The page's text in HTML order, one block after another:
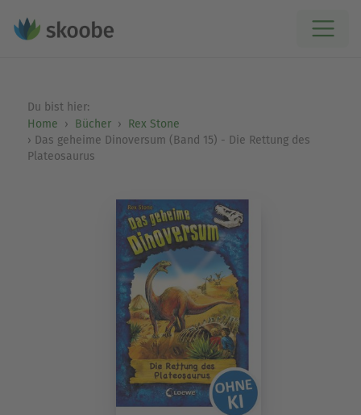
Du bist hier:
Home
Bücher
Rex Stone
Das geheime Dinoversum (Band 15) - Die Rettung des
Plateosaurus